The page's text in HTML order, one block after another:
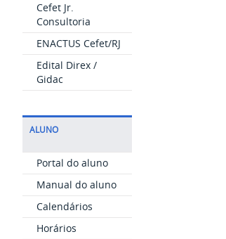
Cefet Jr.
Consultoria
ENACTUS Cefet/RJ
Edital Direx /
Gidac
ALUNO
Portal do aluno
Manual do aluno
Calendários
Horários